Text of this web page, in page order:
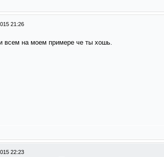
21:26
всем на моем примере че ты хошь.
22:23